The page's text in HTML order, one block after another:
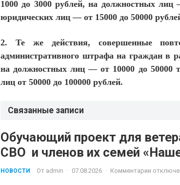
1000 до 3000 рублей, на должностных лиц
юридических лиц — от 15000 до 50000
2. Те же действия, совершенные
административного штрафа на граждан в
на должностных лиц — от 10000 до 50000
лиц от 50000 до 100000 рублей.
Связанные записи
Обучающий проект для
СВО и членов их семей
НОВОСТИ От admin · 07.08.2026 · Комментарии